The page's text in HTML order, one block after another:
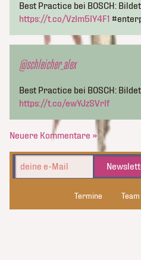
Best Practice bei BOSCH:
https://t.co/VzIm5IY4F1
@schleicher_alex
Best Practice bei BOSCH:
https://t.co/ewYJzSVrIf
Neuere Kommentare »
Termine Team